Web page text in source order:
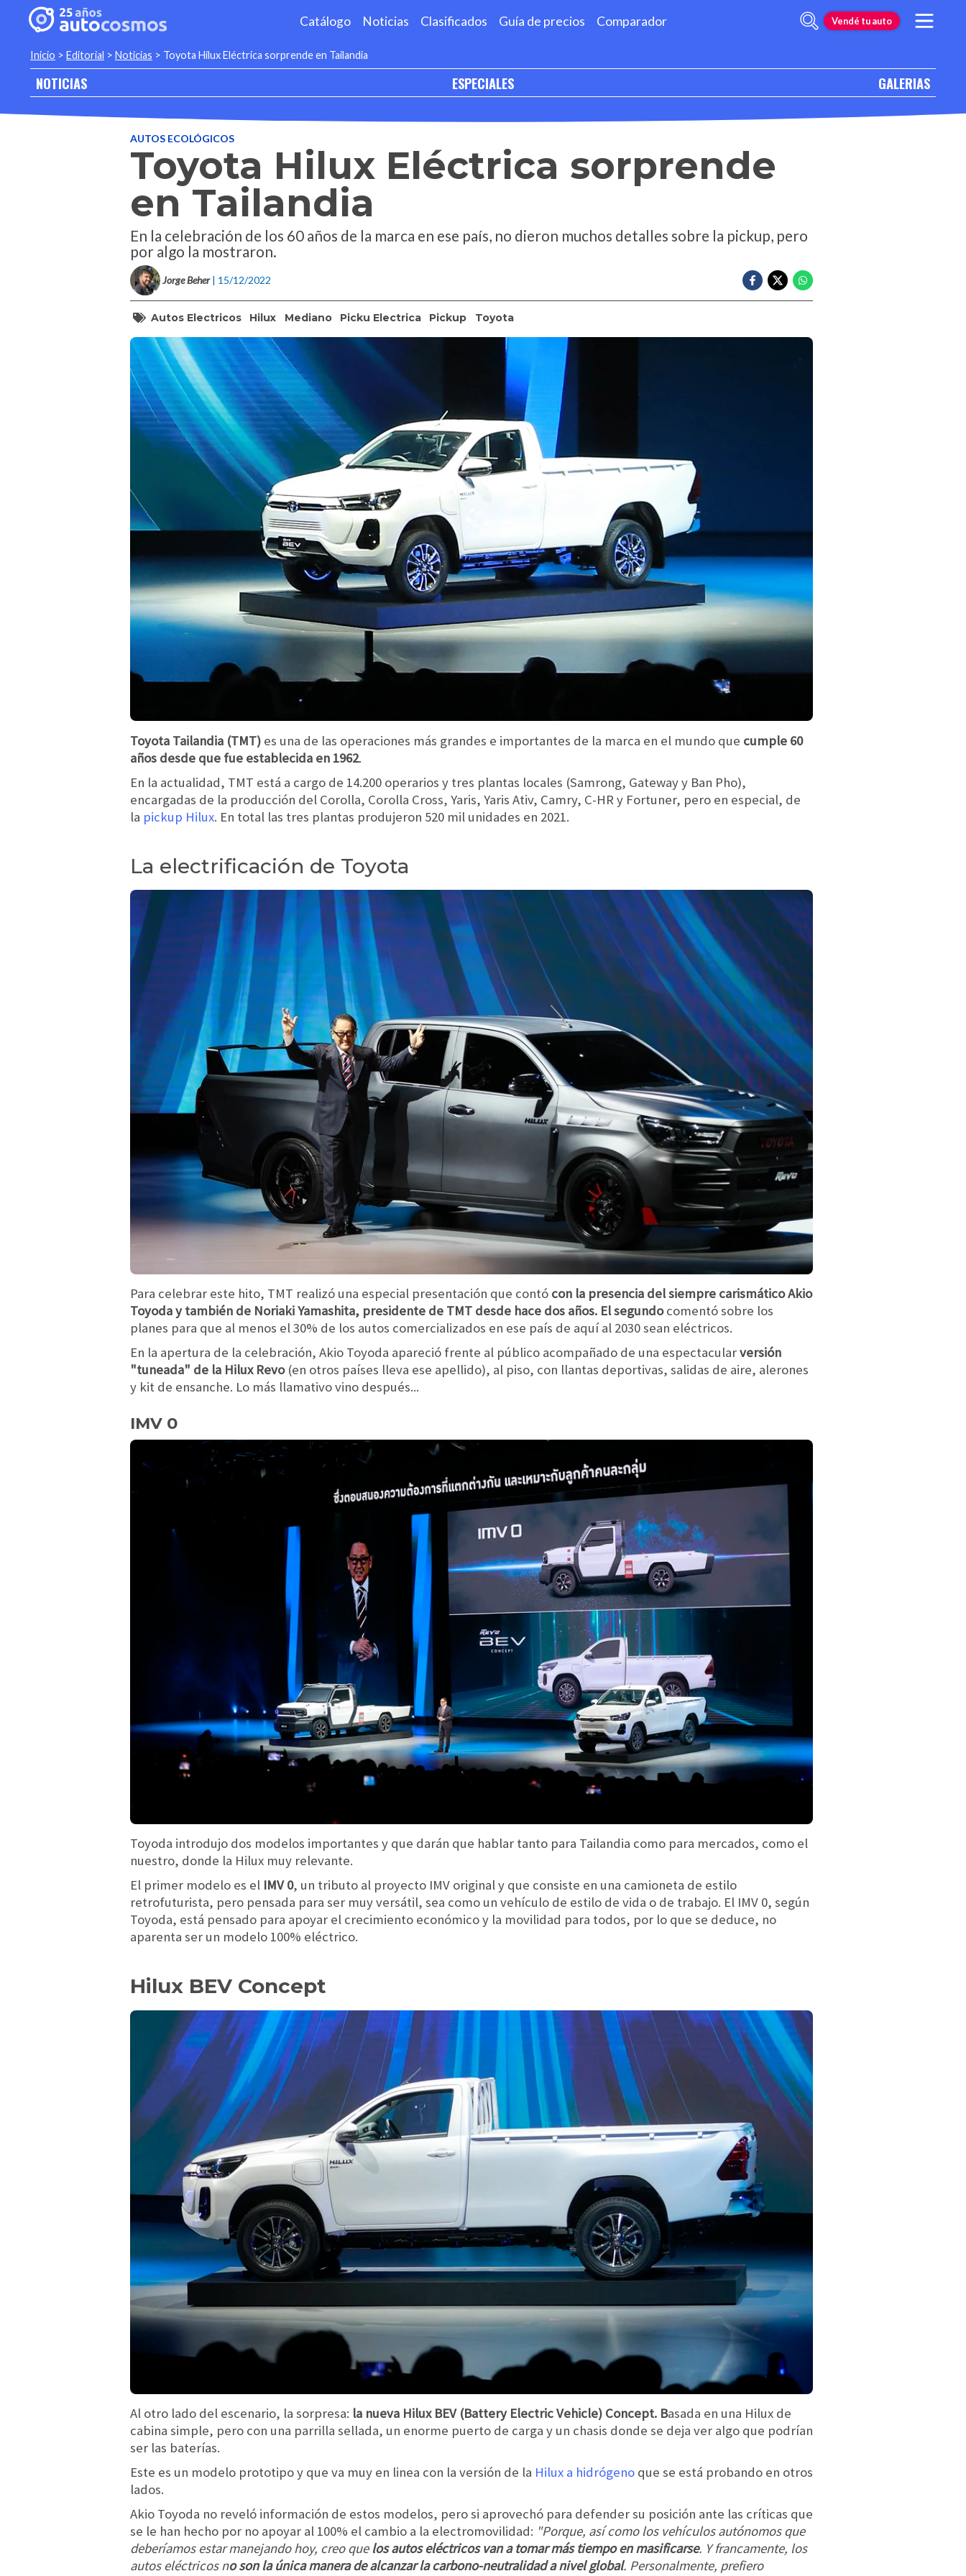
Catálogo Noticias Clasificados Guía de precios Comparador Vendé tu auto
Inicio > Editorial > Noticias > Toyota Hilux Eléctrica sorprende en Tailandia
NOTICIAS ESPECIALES GALERIAS
AUTOS ECOLÓGICOS
Toyota Hilux Eléctrica sorprende
en Tailandia
En la celebración de los 60 años de la marca en ese país, no dieron muchos detalles sobre la pickup, pero
por algo la mostraron.
Jorge Beher | 15/12/2022
Autos Electricos Hilux Mediano Picku Electrica Pickup Toyota
Toyota Tailandia (TMT) es una de las operaciones más grandes e importantes de la marca en el mundo que cumple 60
años desde que fue establecida en 1962.
En la actualidad, TMT está a cargo de 14.200 operarios y tres plantas locales (Samrong, Gateway y Ban Pho),
encargadas de la producción del Corolla, Corolla Cross, Yaris, Yaris Ativ, Camry, C-HR y Fortuner, pero en especial, de
la pickup Hilux. En total las tres plantas produjeron 520 mil unidades en 2021.
La electrificación de Toyota
Para celebrar este hito, TMT realizó una especial presentación que contó con la presencia del siempre carismático Akio
Toyoda y también de Noriaki Yamashita, presidente de TMT desde hace dos años. El segundocomentó sobre los
planes para que al menos el 30% de los autos comercializados en ese país de aquí al 2030 sean eléctricos.
En la apertura de la celebración, Akio Toyoda apareció frente al público acompañado de una espectacularversión
"tuneada" de la Hilux Revo (en otros países lleva ese apellido), al piso, con llantas deportivas, salidas de aire, alerones
y kit de ensanche. Lo más llamativo vino después...
IMV 0
Toyoda introdujo dos modelos importantes y que darán que hablar tanto para Tailandia como para mercados, como el
nuestro, donde la Hilux muy relevante.
El primer modelo es el IMV 0, un tributo al proyecto IMV original y que consiste en una camioneta de estilo
retrofuturista, pero pensada para ser muy versátil, sea como un vehículo de estilo de vida o de trabajo. El IMV 0, según
Toyoda, está pensado para apoyar el crecimiento económico y la movilidad para todos, por lo que se deduce, no
aparenta ser un modelo 100% eléctrico.
Hilux BEV Concept
Al otro lado del escenario, la sorpresa: la nueva Hilux BEV (Battery Electric Vehicle) Concept. Basada en una Hilux de
cabina simple, pero con una parrilla sellada, un enorme puerto de carga y un chasis donde se deja ver algo que podrían
ser las baterías.
Este es un modelo prototipo y que va muy en linea con la versión de la Hilux a hidrógeno que se está probando en otros
lados.
Akio Toyoda no reveló información de estos modelos, pero si aprovechó para defender su posición ante las críticas que
se le han hecho por no apoyar al 100% el cambio a la electromovilidad: "Porque, así como los vehículos autónomos que
deberíamos estar manejando hoy, creo que los autos eléctricos van a tomar más tiempo en masificarse. Y francamente, los
autos eléctricos no son la única manera de alcanzar la carbono-neutralidad a nivel global. Personalmente, prefiero